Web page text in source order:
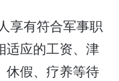
享有符合军事职
适应的工资、津
休假、疗养等待